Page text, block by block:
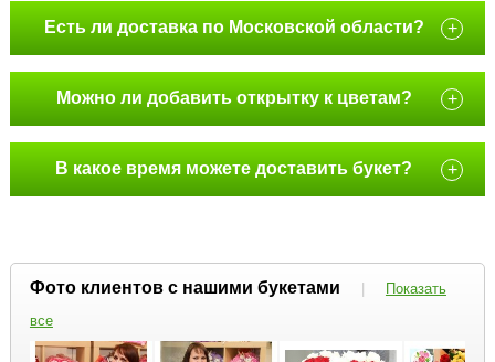
Есть ли доставка по Московской области? +
Можно ли добавить открытку к цветам? +
В какое время можете доставить букет? +
Фото клиентов с нашими букетами |
Показать
все